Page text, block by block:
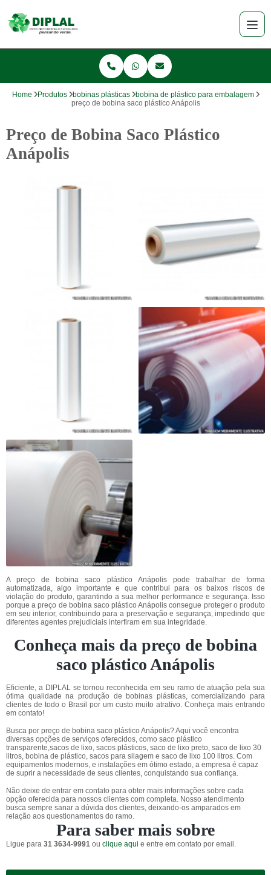
Home Produtos bobinas plásticas
bobina de plástico para embalagem
preço de bobina saco plástico Anápolis
Preço de Bobina Saco Plástico
Anápolis
A preço de bobina saco plástico Anápolis pode trabalhar de forma
automatizada, algo importante e que contribui para os baixos riscos de
violação do produto, garantindo a sua melhor performance e segurança. Isso
porque a preço de bobina saco plástico Anápolis consegue proteger o produto
em seu interior, contribuindo para a preservação e segurança, impedindo que
diferentes agentes prejudiciais interfiram em sua integridade.
Conheça mais da preço de bobina
saco plástico Anápolis
Eficiente, a DIPLAL se tornou reconhecida em seu ramo de atuação pela sua
ótima qualidade na produção de bobinas plásticas, comercializando para
clientes de todo o Brasil por um custo muito atrativo. Conheça mais entrando
em contato!
Busca por preço de bobina saco plástico Anápolis? Aqui você encontra
diversas opções de serviços oferecidos, como saco plástico
transparente,sacos de lixo, sacos plásticos, saco de lixo preto, saco de lixo 30
litros, bobina de plástico, sacos para silagem e saco de lixo 100 litros. Com
equipamentos modernos, e instalações em ótimo estado, a empresa é capaz
de suprir a necessidade de seus clientes, conquistando sua confiança.
Não deixe de entrar em contato para obter mais informações sobre cada
opção oferecida para nossos clientes com completa. Nosso atendimento
busca sempre sanar a dúvida dos clientes, deixando-os amparados em
relação aos questionamentos do ramo.
Para saber mais sobre
Ligue para 31 3634-9991 ou clique aqui e entre em contato por email.